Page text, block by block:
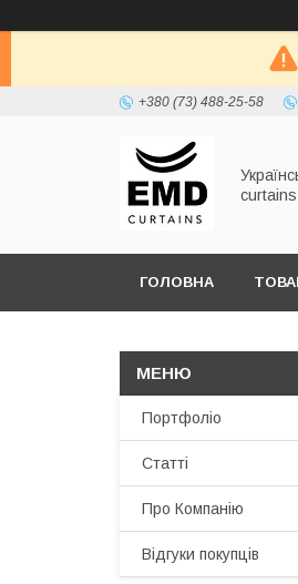
+380 (73) 488-25-58
curtains
ГОЛОВНА
Портфоліо
Статті
Про Компанію
Відгуки покупців